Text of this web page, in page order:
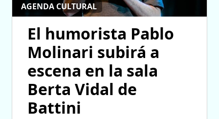
AGENDA CULTURAL
El humorista Pablo
Molinari subirá a
escena en la sala
Berta Vidal de
Battini